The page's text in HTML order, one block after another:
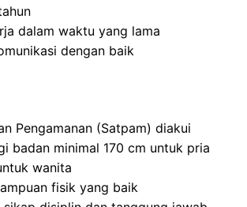
dalam waktu yang lama
dengan baik
Pengamanan (Satpam) diakui
badan minimal 170 cm untuk pria
wanita
fisik yang baik